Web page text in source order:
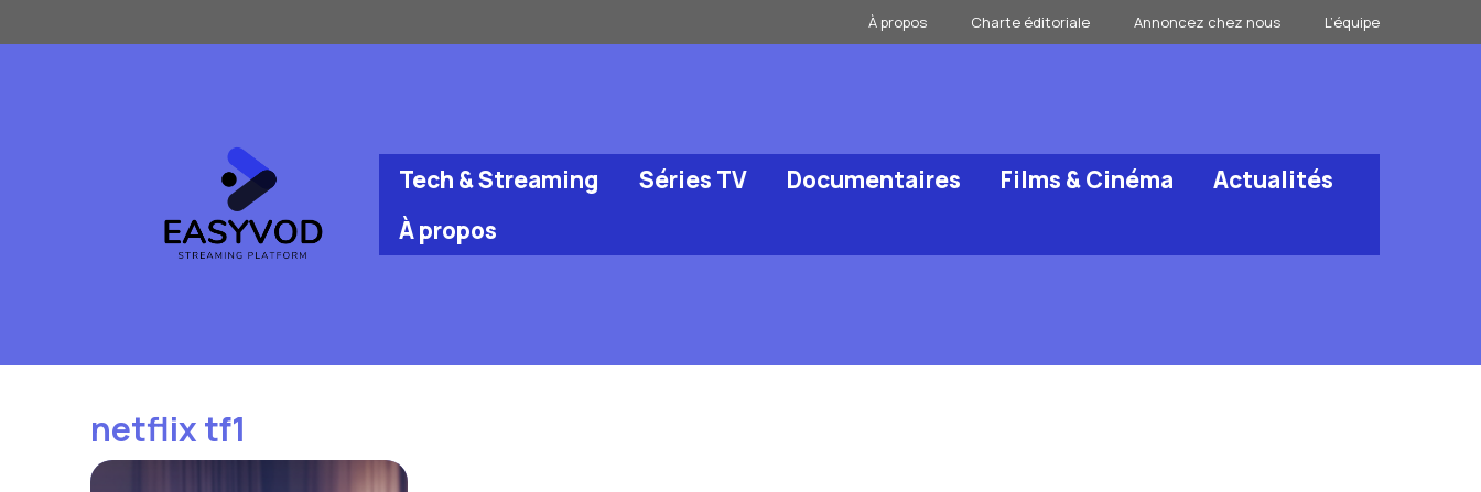
au
À propos Charte éditoriale Annoncez chez nous L’équipe
Tech & Streaming Séries TV Documentaires Films & Cinéma
Actualités
À propos
netflix tf1